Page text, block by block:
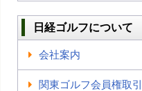
日経ゴルフについて
会社案内
関東ゴルフ会員権取引